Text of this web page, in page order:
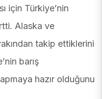
için Türkiye’nin
Alaska ve
takip ettiklerini
barış
hazır olduğunu